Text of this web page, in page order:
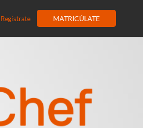
Registrate MATRICÚLATE